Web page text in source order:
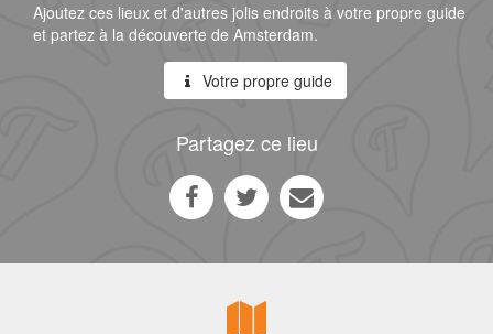
Ajoutez ces lieux et d'autres jolis endroits à votre propre guide
et partez à la découverte de Amsterdam.
Votre propre guide
Partagez ce lieu